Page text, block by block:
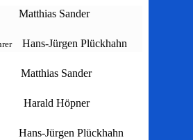
Matthias Sander
Hans-Jürgen Plückhahn
Matthias Sander
Harald Höpner
Hans-Jürgen Plückhahn